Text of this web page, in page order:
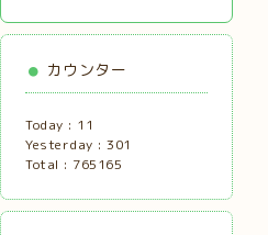
カウンター
Today : 11
Yesterday : 301
Total : 765165